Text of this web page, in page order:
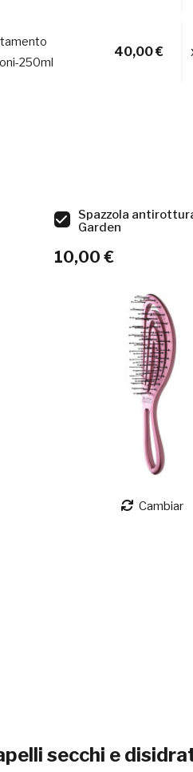
250ml
40,00 €
Spazzola
Garden
10,00 €
Cambiar
secchi e